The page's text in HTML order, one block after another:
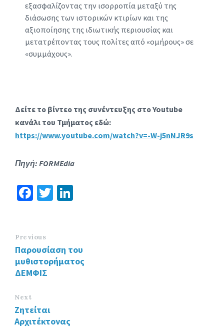
εξασφαλίζοντας την ισορροπία μεταξύ της
διάσωσης των ιστορικών κτιρίων και της
αξιοποίησης της ιδιωτικής περιουσίας και
μετατρέποντας τους πολίτες από «ομήρους» σε
«συμμάχους».
Δείτε το βίντεο της συνέντευξης στο Youtube
κανάλι του Τμήματος εδώ:
https://www.youtube.com/watch?v=-W-j5nNJR9s
Πηγή: FORMEdia
Fa
o
o
k
T
n
Previous
Παρουσίαση του
μυθιστορήματος
ΔΕΜΦΙΣ
Next
Ζητείται
Αρχιτέκτονας